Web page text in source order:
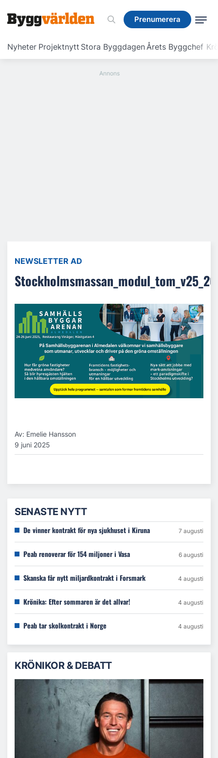
Prenumerera
Nyheter Projektnytt Stora ByggdagenÅrets Byggchef
Prenumerera
NEWSLETTER AD
Av: Emelie Hansson
9 juni 2025
SENASTE NYTT
De vinner kontrakt för nya sjukhuset i Kiruna 7 augusti
Peab renoverar för 154 miljoner i Vasa 6 augusti
Skanska får nytt miljardkontrakt i Forsmark 4 augusti
Krönika: Efter sommaren är det allvar! 4 augusti
Peab tar skolkontrakt i Norge 4 augusti
KRÖNIKOR & DEBATT